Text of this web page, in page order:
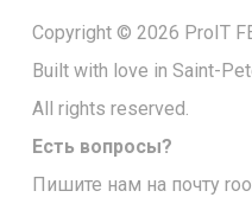
Copyright © 2026 ProIT
Built with love in Saint-
All rights reserved.
Есть вопросы?
Пишите нам на почту